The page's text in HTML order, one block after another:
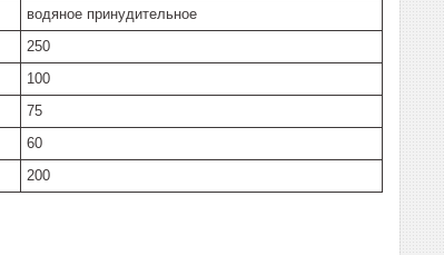
водяное принудительное
250
100
75
60
200